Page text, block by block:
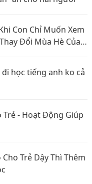
Con Chỉ Muốn Xem
Đổi Mùa Hè Của
học tiếng anh ko cả
Trẻ - Hoạt Động Giúp
Trẻ Dậy Thì Thêm